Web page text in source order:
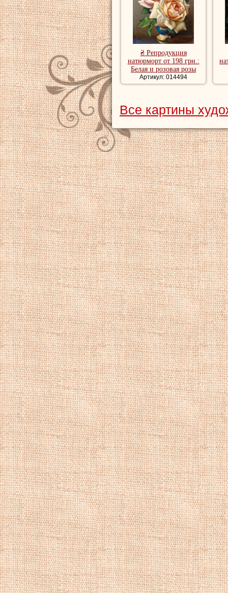
₴ Репродукция
натюрморт от 198 грн.:
Белая и розовая розы
Артикул: 014494
Все картины